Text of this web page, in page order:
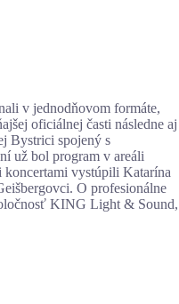
v jednodňovom formáte,
oficiálnej časti následne aj
Bystrici spojený s
už bol program v areáli
vystúpili Katarína
O profesionálne
KING Light & Sound,